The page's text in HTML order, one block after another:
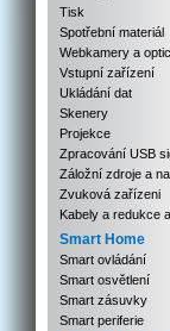
Tisk
Spotřební materiál
Webkamery a
Vstupní zařízení
Ukládání dat
Skenery
Projekce
Zpracování USB
Záložní zdroje a
Zvuková zařízeni
Kabely a redukce
Smart Home
Smart ovládání
Smart osvětlení
Smart zásuvky
Smart periferie